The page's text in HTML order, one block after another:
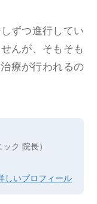
ずつ進行してい
んが、そもそも
療が行われるの
ク 院長）
しいプロフィール